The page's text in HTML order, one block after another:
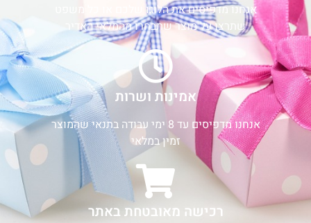
אנחנו מדפיסים את הלוגו שלכם או כל משפט
שתרצו על מוצר שתבחרו מהמלאי האדיר
אמינות ושרות
אנחנו מדפיסים עד 8 ימי עבודה בתנאי שהמוצר
זמין במלאי
רכישה מאובטחת באתר